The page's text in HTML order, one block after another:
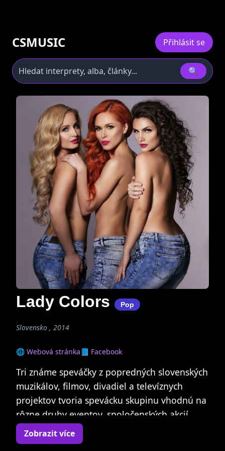
CSMUSIC Přihlásit se
🔍
Lady Colors Pop
Slovensko , 2014
🌐 Webová stránka📘 Facebook
Tri známe speváčky z popredných slovenských
muzikálov, filmov, divadiel a televíznych
projektov tvoria spevácku skupinu vhodnú na
rôzne druhy eventov, spoločenských akcií,
galaprogramov, kultúrnych podujatí, plesov,
módnych prehliadok a slávností.
Zobrazit více